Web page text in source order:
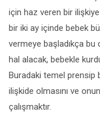
için haz veren bir
bir iki ay içinde bebek
vermeye başladıkça
hal alacak, bebekle
Buradaki temel prensip
ilişkide olmasını ve
çalışmaktır.